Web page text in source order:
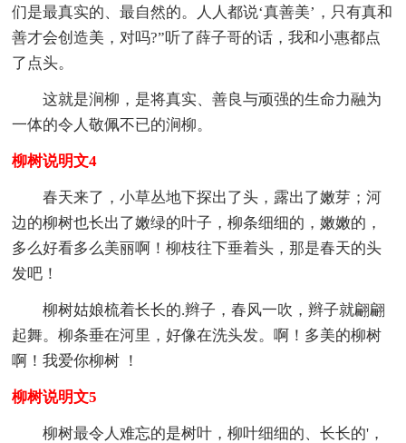
们是最真实的、最自然的。人人都说‘真善美’，只有真和
善才会创造美，对吗?”听了薛子哥的话，我和小惠都点
了点头。
这就是涧柳，是将真实、善良与顽强的生命力融为
一体的令人敬佩不已的涧柳。
柳树说明文4
春天来了，小草丛地下探出了头，露出了嫩芽；河
边的柳树也长出了嫩绿的叶子，柳条细细的，嫩嫩的，
多么好看多么美丽啊！柳枝往下垂着头，那是春天的头
发吧！
柳树姑娘梳着长长的.辫子，春风一吹，辫子就翩翩
起舞。柳条垂在河里，好像在洗头发。啊！多美的柳树
啊！我爱你柳树 ！
柳树说明文5
柳树最令人难忘的是树叶，柳叶细细的、长长的'，